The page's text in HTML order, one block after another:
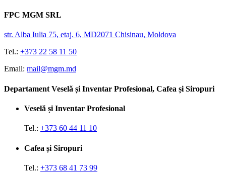
FPC MGM SRL
str. Alba Iulia 75, etaj. 6, MD2071 Chisinau, Moldova
Tel.: +373 22 58 11 50
Email: mail@mgm.md
Departament Veselă și Inventar Profesional, Cafea și Siropuri
Veselă și Inventar Profesional
Tel.: +373 60 44 11 10
Cafea și Siropuri
Tel.: +373 68 41 73 99